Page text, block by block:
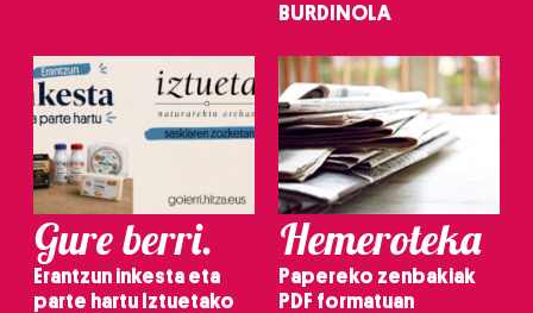
BURDINOLA
Gure berri.
Erantzun inkesta eta
parte hartu Iztuetako
Hemeroteka
Papereko zenbakiak
PDF formatuan